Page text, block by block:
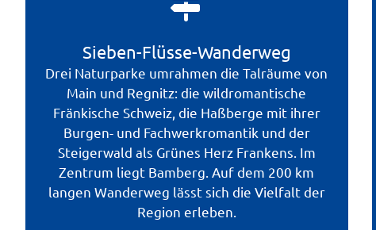
Sieben-Flüsse-Wanderweg
Drei Naturparke umrahmen die Talräume von
Main und Regnitz: die wildromantische
Fränkische Schweiz, die Haßberge mit ihrer
Burgen- und Fachwerkromantik und der
Steigerwald als Grünes Herz Frankens. Im
Zentrum liegt Bamberg. Auf dem 200 km
langen Wanderweg lässt sich die Vielfalt der
Region erleben.